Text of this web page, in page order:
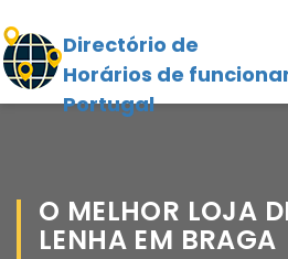
Directório de
Horários de
Portugal
O MELHOR LOJA
LENHA EM BRAGA